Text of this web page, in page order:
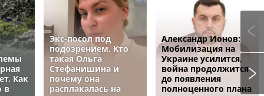
Как
в
Экс-посол под
подозрением. Кто
такая Ольга
Стефанишина и
почему она
расплакалась на
Александр Ионов:
Мобилизация на
Украине усилится,
война продолжится
до появления
полноценного плана